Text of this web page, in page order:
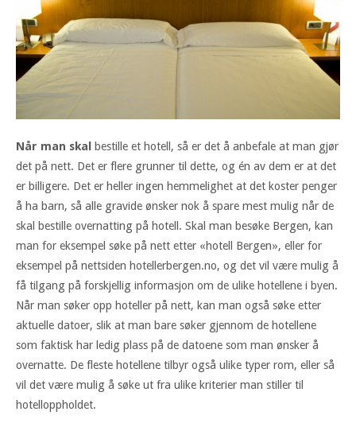
Når man skal
bestille et hotell, så er det å anbefale at man gjør
det på nett. Det er flere grunner til dette, og én av dem er at det
er billigere. Det er heller ingen hemmelighet at det koster penger
å ha barn, så alle gravide ønsker nok å spare mest mulig når de
skal bestille overnatting på hotell. Skal man besøke Bergen, kan
man for eksempel søke på nett etter «hotell Bergen», eller for
eksempel på nettsiden hotellerbergen.no, og det vil være mulig å
få tilgang på forskjellig informasjon om de ulike hotellene i byen.
Når man søker opp hoteller på nett, kan man også søke etter
aktuelle datoer, slik at man bare søker gjennom de hotellene
som faktisk har ledig plass på de datoene som man ønsker å
overnatte. De fleste hotellene tilbyr også ulike typer rom, eller så
vil det være mulig å søke ut fra ulike kriterier man stiller til
hotelloppholdet.